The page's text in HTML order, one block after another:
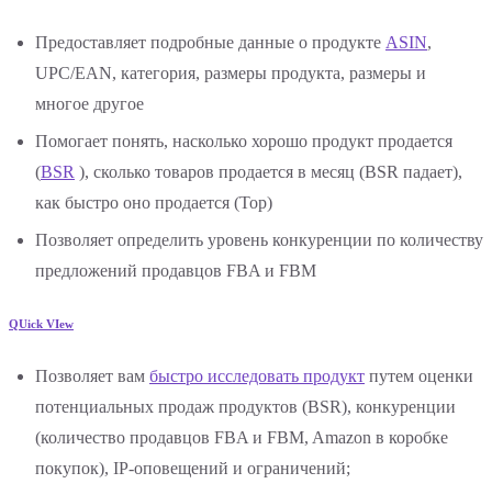
Предоставляет подробные данные о продукте ASIN,
UPC/EAN, категория, размеры продукта, размеры и
многое другое
Помогает понять, насколько хорошо продукт продается
(BSR ), сколько товаров продается в месяц (BSR падает),
как быстро оно продается (Top)
Позволяет определить уровень конкуренции по количеству
предложений продавцов FBA и FBM
QUick VIew
Позволяет вам быстро исследовать продукт путем оценки
потенциальных продаж продуктов (BSR), конкуренции
(количество продавцов FBA и FBM, Amazon в коробке
покупок), IP-оповещений и ограничений;